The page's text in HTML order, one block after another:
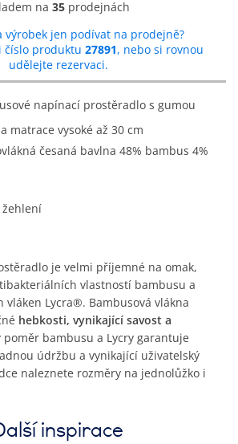
na 35 prodejnách
výrobek jen podívat na prodejně?
číslo produktu 27891, nebo si rovnou
udělejte rezervaci.
napínací prostěradlo s gumou
matrace vysoké až 30 cm
žehlení
je velmi příjemné na omak,
vlastností bambusu a
vláken Lycra®. Bambusová vlákna
hebkosti, vynikající savost a
poměr bambusu a Lycry garantuje
údržbu a vynikající uživatelský
naleznete rozměry na jednolůžko i
inspirace